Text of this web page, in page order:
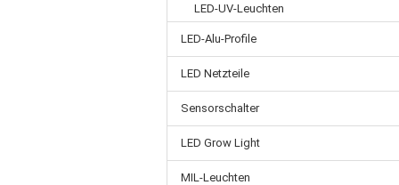
LED-UV-Leuchten
LED-Alu-Profile
LED Netzteile
Sensorschalter
LED Grow Light
MIL-Leuchten